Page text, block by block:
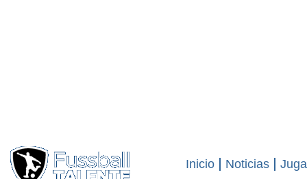
Inicio Noticias